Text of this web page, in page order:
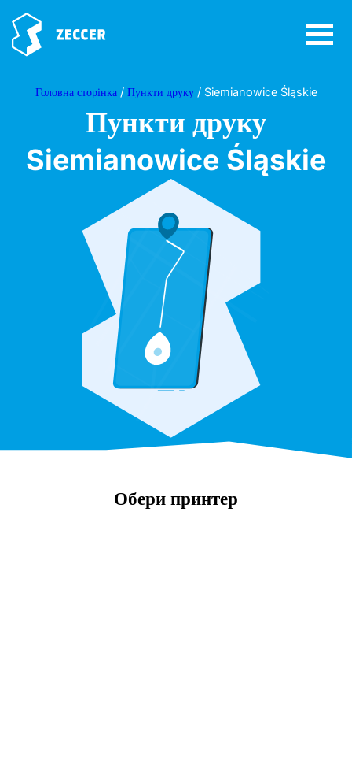
Головна сторінка/ Пункти друку/ Siemianowice Śląskie
Пункти друку
Siemianowice Śląskie
Обери принтер